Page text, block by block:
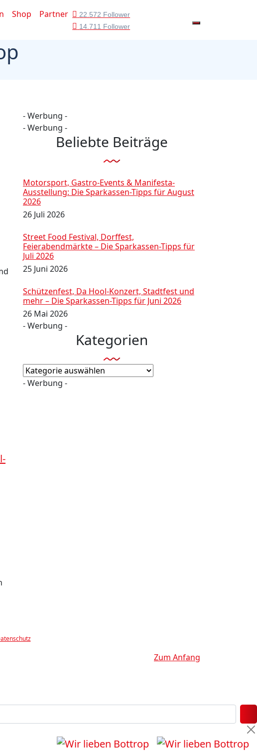
Shop Partner
22.572 Follower
14.711 Follower
- Werbung -
- Werbung -
Beliebte Beiträge
Motorsport, Gastro-Events & Manifesta-
Ausstellung: Die Sparkassen-Tipps für August
2026
26 Juli 2026
Street Food Festival, Dorffest,
Feierabendmärkte – Die Sparkassen-Tipps für
Juli 2026
25 Juni 2026
Schützenfest, Da Hool-Konzert, Stadtfest und
mehr – Die Sparkassen-Tipps für Juni 2026
26 Mai 2026
- Werbung -
Kategorien
Kategorien
- Werbung -
Zum Anfang